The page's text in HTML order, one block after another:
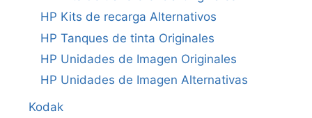
HP Kits de recarga Alternativos
HP Tanques de tinta Originales
HP Unidades de Imagen Originales
HP Unidades de Imagen Alternativas
Kodak